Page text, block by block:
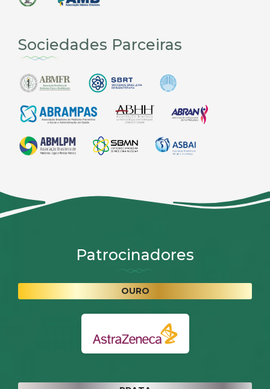
Sociedades Parceiras
Patrocinadores
OURO